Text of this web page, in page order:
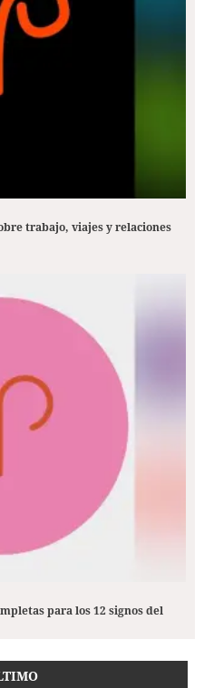
trabajo, viajes y relaciones
para los 12 signos del